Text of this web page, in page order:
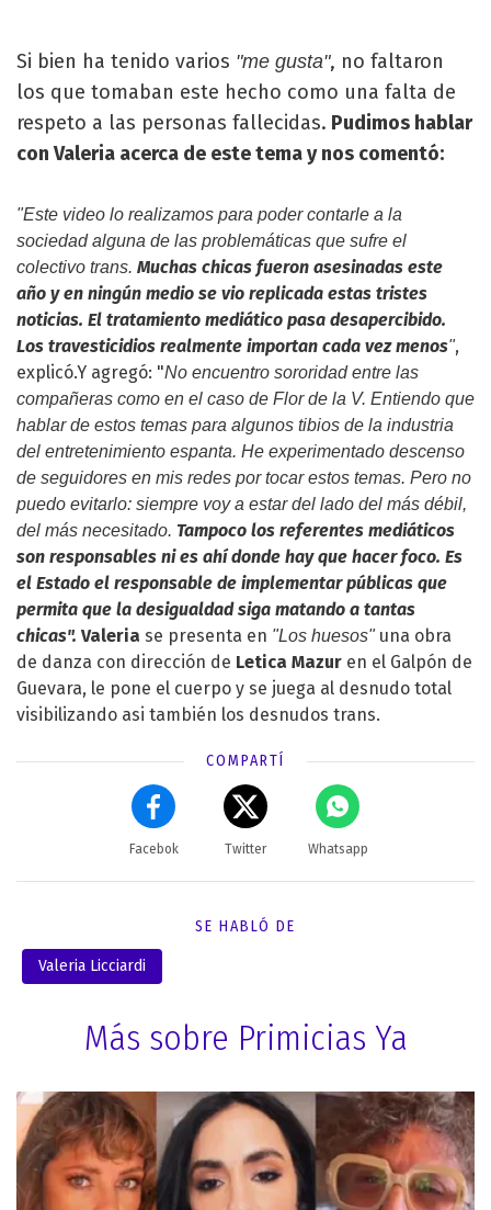
Si bien ha tenido varios "me gusta", no faltaron
los que tomaban este hecho como una falta de
respeto a las personas fallecidas. Pudimos hablar
con Valeria acerca de este tema y nos comentó:
"Este video lo realizamos para poder contarle a la
sociedad alguna de las problemáticas que sufre el
colectivo trans. Muchas chicas fueron asesinadas este
año y en ningún medio se vio replicada estas tristes
noticias. El tratamiento mediático pasa desapercibido.
Los travesticidios realmente importan cada vez menos",
explicó.Y agregó: "No encuentro sororidad entre las
compañeras como en el caso de Flor de la V. Entiendo que
hablar de estos temas para algunos tibios de la industria
del entretenimiento espanta. He experimentado descenso
de seguidores en mis redes por tocar estos temas. Pero no
puedo evitarlo: siempre voy a estar del lado del más débil,
del más necesitado. Tampoco los referentes mediáticos
son responsables ni es ahí donde hay que hacer foco. Es
el Estado el responsable de implementar públicas que
permita que la desigualdad siga matando a tantas
chicas". Valeria se presenta en "Los huesos"una obra
de danza con dirección de Letica Mazur en el Galpón de
Guevara, le pone el cuerpo y se juega al desnudo total
visibilizando asi también los desnudos trans.
COMPARTÍ
Facebok Twitter Whatsapp
SE HABLÓ DE
Valeria Licciardi
Más sobre Primicias Ya